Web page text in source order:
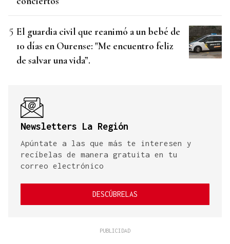
El guardia civil que reanimó a un bebé de
10 días en Ourense: "Me encuentro feliz
de salvar una vida”.
Newsletters La Región
Apúntate a las que más te interesen y
recíbelas de manera gratuita en tu
correo electrónico
DESCÚBRELAS